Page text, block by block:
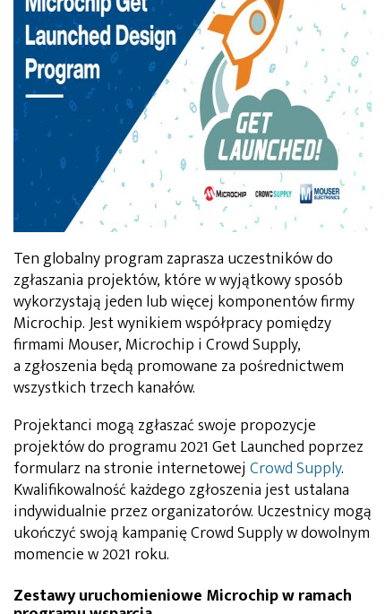
Ten globalny program zaprasza uczestników do
zgłaszania projektów, które w wyjątkowy sposób
wykorzystają jeden lub więcej komponentów firmy
Microchip. Jest wynikiem współpracy pomiędzy
firmami Mouser, Microchip i Crowd Supply,
a zgłoszenia będą promowane za pośrednictwem
wszystkich trzech kanałów.
Projektanci mogą zgłaszać swoje propozycje
projektów do programu 2021 Get Launched poprzez
formularz na stronie internetowej Crowd Supply.
Kwalifikowalność każdego zgłoszenia jest ustalana
indywidualnie przez organizatorów. Uczestnicy mogą
ukończyć swoją kampanię Crowd Supply w dowolnym
momencie w 2021 roku.
Zestawy uruchomieniowe Microchip w ramach